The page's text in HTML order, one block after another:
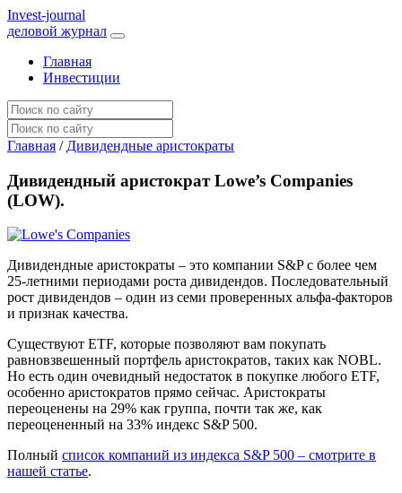
Invest-journal
деловой журнал
Главная
Инвестиции
Главная / Дивидендные аристократы
Дивидендный аристократ Lowe’s Companies
(LOW).
Дивидендные аристократы – это компании S&P с более чем
25-летними периодами роста дивидендов. Последовательный
рост дивидендов – один из семи проверенных альфа-факторов
и признак качества.
Существуют ETF, которые позволяют вам покупать
равновзвешенный портфель аристократов, таких как NOBL.
Но есть один очевидный недостаток в покупке любого ETF,
особенно аристократов прямо сейчас. Аристократы
переоценены на 29% как группа, почти так же, как
переоцененный на 33% индекс S&P 500.
Полный список компаний из индекса S&P 500 – смотрите в
нашей статье.